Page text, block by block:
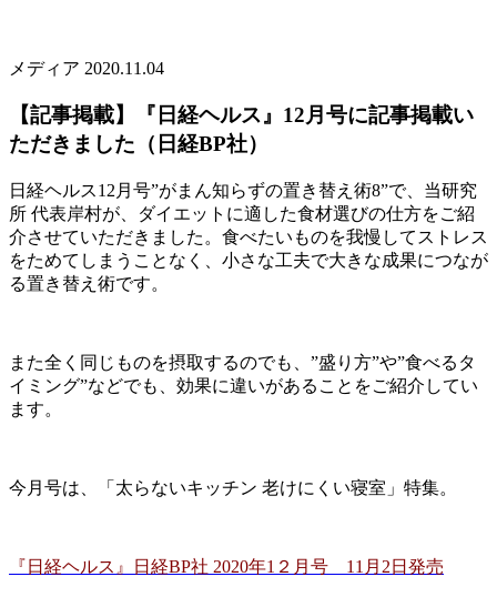
メディア 2020.11.04
【記事掲載】『日経ヘルス』12月号に記事掲載い
ただきました（日経BP社）
日経ヘルス12月号”がまん知らずの置き替え術8”で、当研究
所 代表岸村が、
ダイエットに適した食材選びの仕方をご紹
介させていただきました。 食べたいものを我慢してストレス
をためてしまうことなく
、小さな工夫で大きな成果につなが
る置き替え術です。
また全く同じものを摂取するのでも、”盛り方”や”食べるタ
イミング”などでも、効果に違いがあることをご紹介してい
ます。
今月号は、「太らないキッチン 老けにくい寝室」特集。
『日経ヘルス』日経BP社 2020年1２月号 11月2日発売